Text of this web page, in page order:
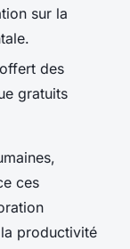
sur la
des
gratuits
ces
productivité